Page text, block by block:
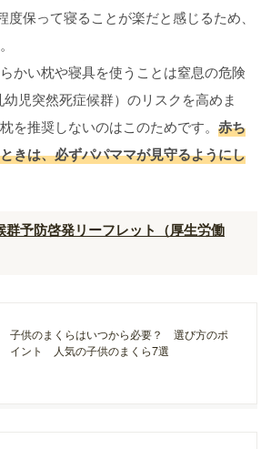
保って寝ることが楽だと感じるため、
かい枕や寝具を使うことは窒息の危険
児突然死症候群）のリスクを高めま
を推奨しないのはこのためです。 赤ち
きは、必ずパパママが見守るようにし
群予防啓発リーフレット（厚生労働
子供のまくらはいつから必要？ 選び方のポ
イント 人気の子供のまくら7選